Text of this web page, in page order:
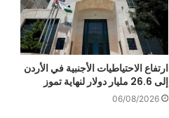
ارتفاع الاحتياطيات الأجنبية في الأردن
إلى 26.6 مليار دولار لنهاية تموز
06/08/2026